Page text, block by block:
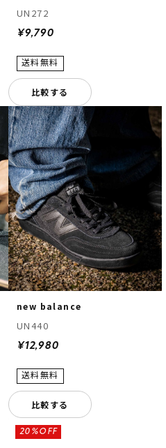
UN272
¥9,790
比較する
new balance
UN440
¥12,980
比較する
20%OFF